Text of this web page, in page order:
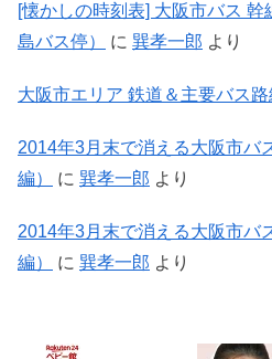
[懐かしの時刻表] 大阪市バス
島バス停）
に 巽孝一郎 より
大阪市エリア 鉄道＆主要バス路
2014年3月末で消える大阪市バ
編）
に 巽孝一郎 より
2014年3月末で消える大阪市バ
編）
に 巽孝一郎 より